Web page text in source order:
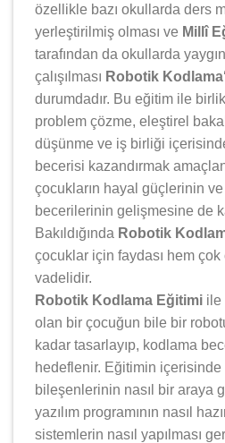
özellikle bazı okullarda ders
yerleştirilmiş olması ve Millî
tarafından da okullarda
çalışılması Robotik Kodlama
durumdadır. Bu eğitim ile
problem çözme, eleştirel
düşünme ve iş birliği
becerisi kazandırmak
çocukların hayal güçlerinin
becerilerinin gelişmesine de
Bakıldığında Robotik
çocuklar için faydası hem
vadelidir.
Robotik Kodlama Eğitimi ile
olan bir çocuğun bile bir
kadar tasarlayıp, kodlama
hedeflenir. Eğitimin içerisinde
bileşenlerinin nasıl bir araya
yazılım programının nasıl
sistemlerin nasıl yapılması